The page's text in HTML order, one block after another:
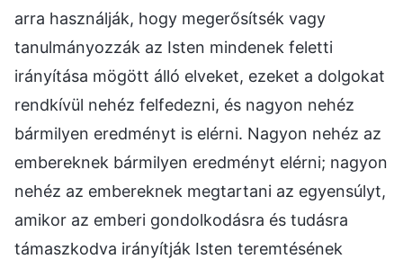
arra használják, hogy megerősítsék vagy
tanulmányozzák az Isten mindenek feletti
irányítása mögött álló elveket, ezeket a dolgokat
rendkívül nehéz felfedezni, és nagyon nehéz
bármilyen eredményt is elérni. Nagyon nehéz az
embereknek bármilyen eredményt elérni; nagyon
nehéz az embereknek megtartani az egyensúlyt,
amikor az emberi gondolkodásra és tudásra
támaszkodva irányítják Isten teremtésének